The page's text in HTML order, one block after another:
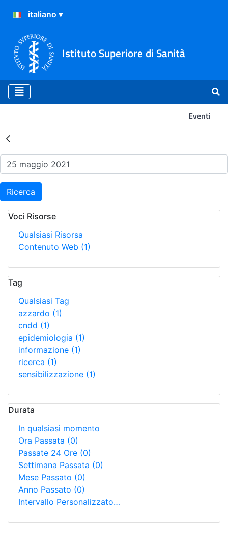
Istituto Superiore di Sanità
Eventi
Risultati della Ricerca -
Ricerca
Voci Risorse
Qualsiasi Risorsa
Contenuto Web (1)
Tag
Qualsiasi Tag
azzardo (1)
cndd (1)
epidemiologia (1)
informazione (1)
ricerca (1)
sensibilizzazione (1)
Durata
In qualsiasi momento
Ora Passata (0)
Passate 24 Ore (0)
Settimana Passata (0)
Mese Passato (0)
Anno Passato (0)
Intervallo Personalizzato…